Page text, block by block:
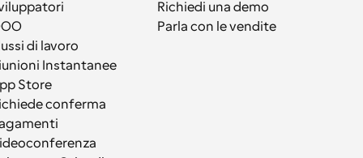
di lavoro
Instantanee
Store
conferma
Richiedi una demo
Parla con le vendite